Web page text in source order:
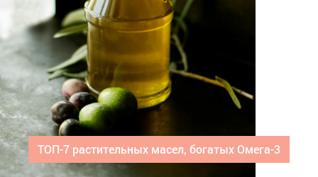
ТОП-7 растительных масел, богатых Омега-3